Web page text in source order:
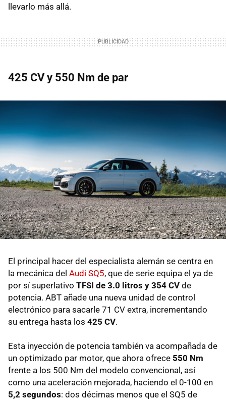
llevarlo más allá.
425 CV y 550 Nm de par
El principal hacer del especialista alemán se centra en
la mecánica del Audi SQ5, que de serie equipa el ya de
por sí superlativo TFSI de 3.0 litros y 354 CV de
potencia. ABT añade una nueva unidad de control
electrónico para sacarle 71 CV extra, incrementando
su entrega hasta los 425 CV.
Esta inyección de potencia también va acompañada de
un optimizado par motor, que ahora ofrece 550 Nm
frente a los 500 Nm del modelo convencional, así
como una aceleración mejorada, haciendo el 0-100 en
5,2 segundos: dos décimas menos que el SQ5 de